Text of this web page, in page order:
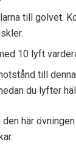
till golvet.
10 lyft
till
du lyfter
här